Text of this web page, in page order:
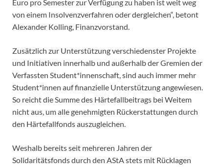
Euro pro Semester zur Verfügung zu haben ist weit weg
von einem Insolvenzverfahren oder dergleichen“, betont
Alexander Kolling, Finanzvorstand.
Zusätzlich zur Unterstützung verschiedenster Projekte
und Initiativen innerhalb und außerhalb der Gremien der
Verfassten Student*innenschaft, sind auch immer mehr
Student*innen auf finanzielle Unterstützung angewiesen.
So reicht die Summe des Härtefallbeitrags bei Weitem
nicht aus, um alle genehmigten Rückerstattungen durch
den Härtefallfonds auszugleichen.
Weshalb bereits seit mehreren Jahren der
Solidaritätsfonds durch den AStA stets mit Rücklagen